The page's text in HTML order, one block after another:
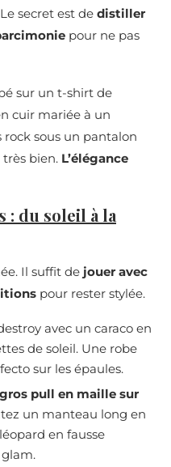
secret est de distiller
pour ne pas
sur un t-shirt de
cuir mariée à un
rock sous un pantalon
bien. L’élégance
: du soleil à la
Il suffit de jouer avec
pour rester stylée.
avec un caraco en
de soleil. Une robe
sur les épaules.
pull en maille sur
un manteau long en
en fausse